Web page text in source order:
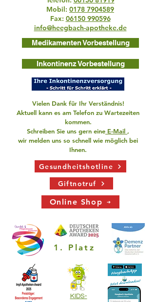
1. Platz
Mobil: 0178 7904589
Fax: 06150 990596
info@heegbach-apotheke.de
Giftnotruf
Gesundheitshotline
Medikamenten Vorbestellung
Online Shop
Inkontinenz Vorbestellung
Vielen Dank für Ihr Verständnis!
Aktuell kann es am Telefon zu Wartezeiten
kommen.
Schreiben Sie uns gern eine E-Mail ,
wir melden uns so schnell wie möglich bei
Ihnen.
KIDS-